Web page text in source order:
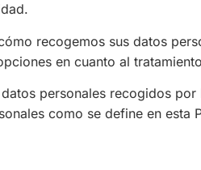
recogemos sus datos
en cuanto al
personales recogidos
como se define en esta